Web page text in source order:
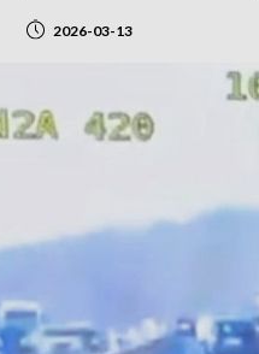
2026-03-13